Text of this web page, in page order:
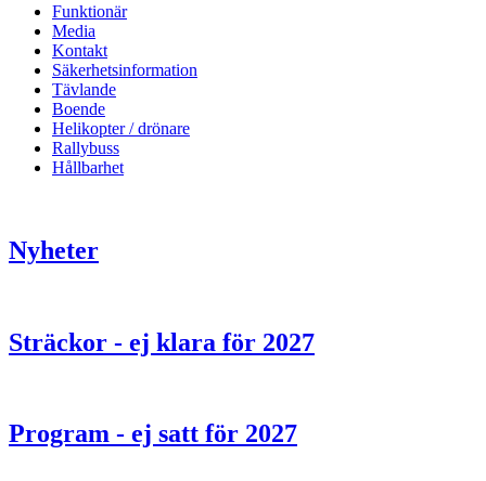
Funktionär
Media
Kontakt
Säkerhetsinformation
Tävlande
Boende
Helikopter / drönare
Rallybuss
Hållbarhet
Nyheter
Sträckor - ej klara för 2027
Program - ej satt för 2027